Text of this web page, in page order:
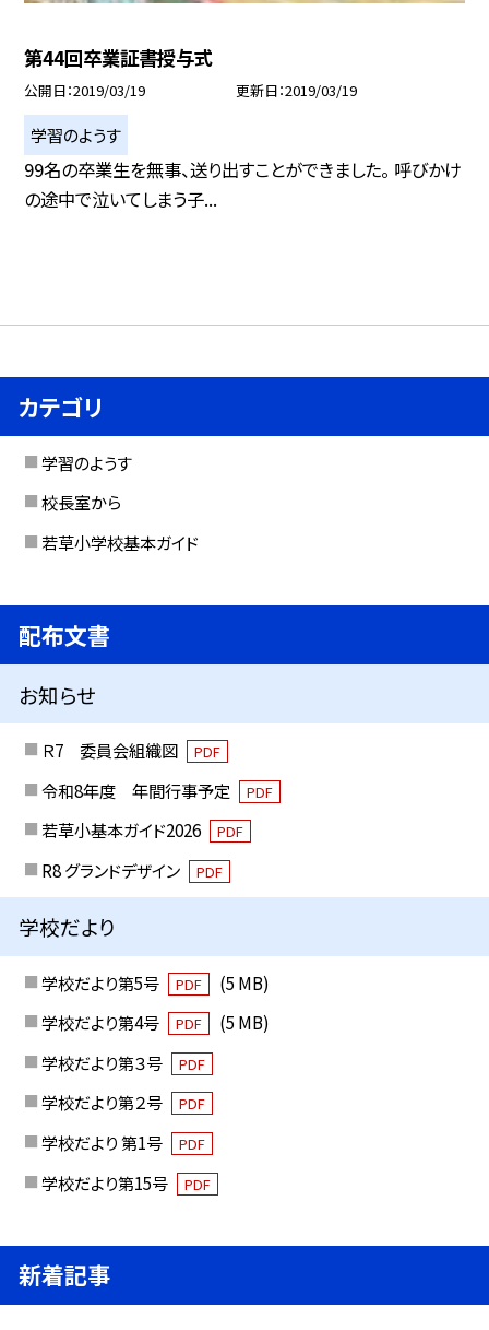
第44回卒業証書授与式
公開日 2019/03/19 更新日 2019/03/19
学習のようす
99名の卒業生を無事、送り出すことができました。 呼びかけ
の途中で泣いてしまう子...
カテゴリ
学習のようす
校長室から
若草小学校基本ガイド
配布文書
お知らせ
Ｒ7 委員会組織図 PDF
令和8年度 年間行事予定 PDF
若草小基本ガイド2026 PDF
R8 グランドデザイン PDF
学校だより
学校だより第5号 PDF
(5 MB)
学校だより第4号
PDF
(5 MB)
学校だより第３号
PDF
学校だより第２号 PDF
学校だより 第1号 PDF
学校だより第15号 PDF
新着記事